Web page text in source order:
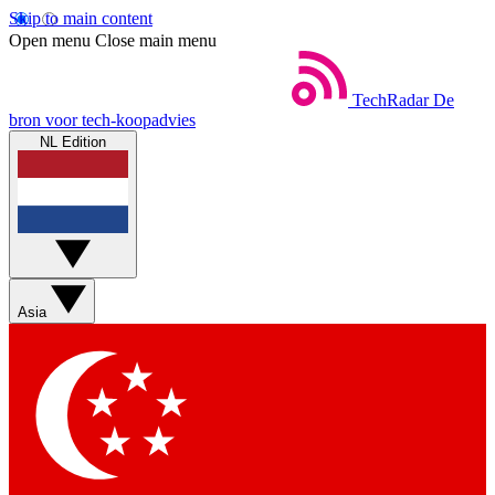
Skip to main content
Open menu Close main menu
TechRadar De
bron voor tech-koopadvies
NL Edition
Asia